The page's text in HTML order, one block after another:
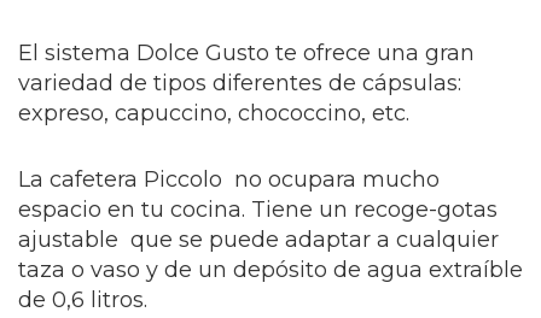
El sistema Dolce Gusto te ofrece una gran
variedad de tipos diferentes de cápsulas:
expreso, capuccino, chococcino, etc.
La cafetera Piccolo no ocupara mucho
espacio en tu cocina. Tiene un recoge-gotas
ajustable que se puede adaptar a cualquier
taza o vaso y de un depósito de agua extraíble
de 0,6 litros.